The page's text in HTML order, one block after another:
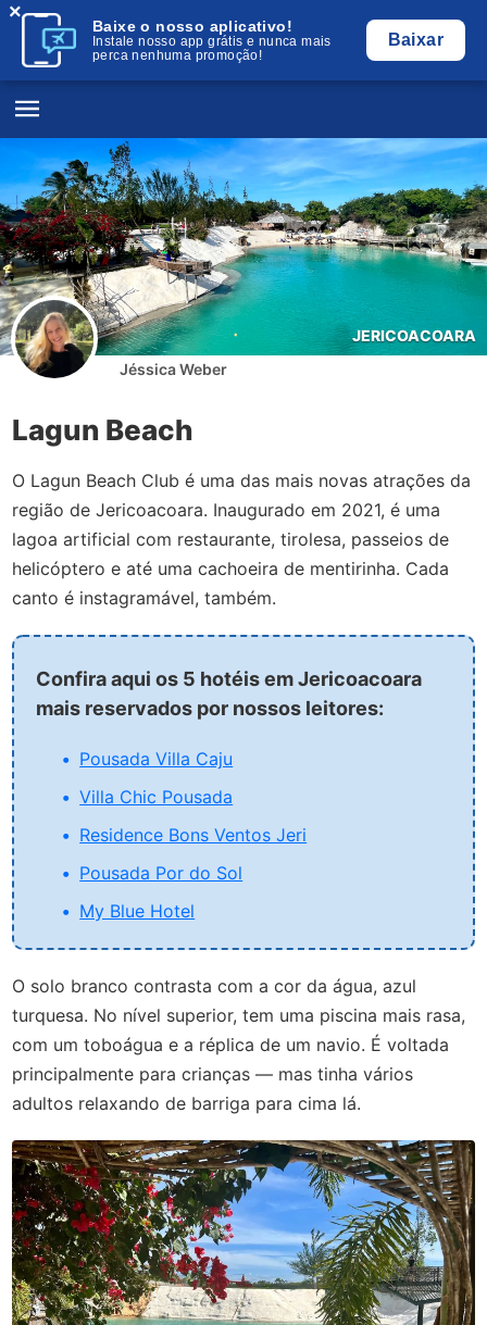
Baixe o nosso aplicativo!
Instale nosso app grátis e nunca mais
perca nenhuma promoção!
Baixar
×
JERICOACOARA
Jéssica Weber
Lagun Beach
O Lagun Beach Club é uma das mais novas atrações da
região de Jericoacoara. Inaugurado em 2021, é uma
lagoa artificial com restaurante, tirolesa, passeios de
helicóptero e até uma cachoeira de mentirinha. Cada
canto é instagramável, também.
Confira aqui os 5 hotéis em Jericoacoara
mais reservados por nossos leitores:
Pousada Villa Caju
Villa Chic Pousada
Residence Bons Ventos Jeri
Pousada Por do Sol
My Blue Hotel
O solo branco contrasta com a cor da água, azul
turquesa. No nível superior, tem uma piscina mais rasa,
com um toboágua e a réplica de um navio. É voltada
principalmente para crianças — mas tinha vários
adultos relaxando de barriga para cima lá.